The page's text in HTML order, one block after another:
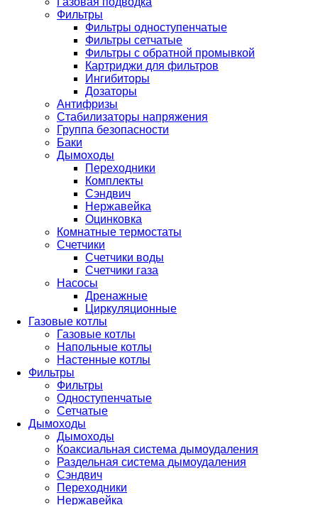
Фильтры
Фильтры одноступенчатые
Фильтры сетчатые
Фильтры с обратной промывкой
Картриджи для фильтров
Ингибиторы
Дозаторы
Антифризы
Стабилизаторы напряжения
Группа безопасности
Баки
Дымоходы
Переходники
Комплекты
Сэндвич
Нержавейка
Оцинковка
Комнатные термостаты
Счетчики
Счетчики воды
Счетчики газа
Насосы
Дренажные
Циркуляционные
Газовые котлы
Газовые котлы
Напольные котлы
Настенные котлы
Фильтры
Фильтры
Одноступенчатые
Сетчатые
Дымоходы
Дымоходы
Коаксиальная система дымоудаления
Раздельная система дымоудаления
Сэндвич
Переходники
Нержавейка